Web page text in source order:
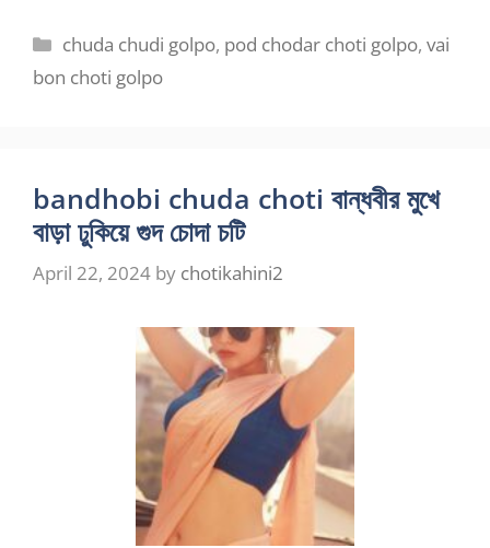
Categories
chuda chudi golpo, pod chodar choti golpo,vai
bon choti golpo
bandhobi chuda choti বান্ধবীর মুখে
বাড়া ঢুকিয়ে গুদ চোদা চটি
April 22, 2024 by chotikahini2